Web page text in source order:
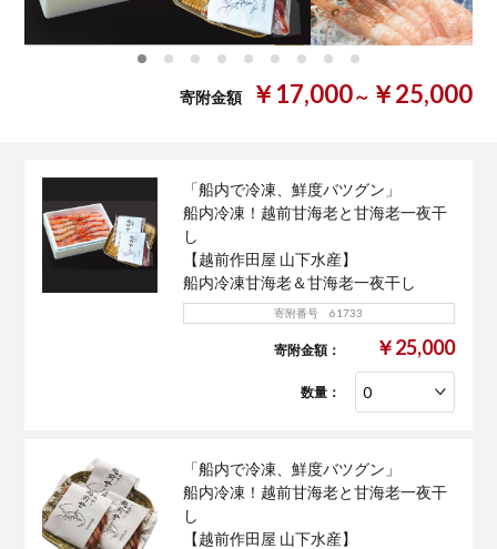
寄附金額 ￥17,000～ ￥25,000
「船内で冷凍、鮮度バツグン」
船内冷凍！越前甘海老と甘海老一夜干
し
【越前作田屋 山下水産】
船内冷凍甘海老＆甘海老一夜干し
寄附番号 61733
寄附金額： ￥25,000
数量：
「船内で冷凍、鮮度バツグン」
船内冷凍！越前甘海老と甘海老一夜干
し
【越前作田屋 山下水産】